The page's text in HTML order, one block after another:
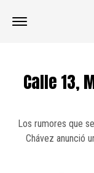
Calle 13,
Los rumores que
Chávez anunció